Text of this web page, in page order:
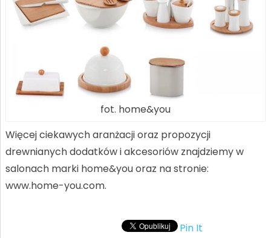
fot. home&you
Więcej ciekawych aranżacji oraz propozycji
drewnianych dodatków i akcesoriów znajdziemy w
salonach marki home&you oraz na stronie:
www.home-you.com.
Pin It